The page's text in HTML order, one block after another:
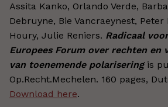
Assita Kanko, Orlando Verde,
Debruyne, Bie Vancraeynest, Peter
Houry, Julie Reniers. Radicaal
Europees Forum over rechten en
van toenemende polariseringis
Op.Recht.Mechelen. 160 pages,
Download here.